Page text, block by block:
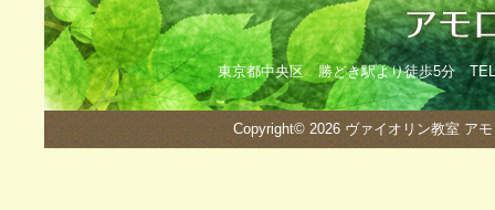
東京都中央区 勝どき駅より徒歩5分
Copyright© 2026 ヴァイオリン教室 ア